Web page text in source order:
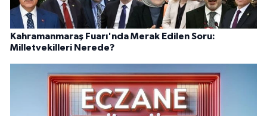
Kahramanmaraş Fuarı'nda Merak Edilen Soru:
Milletvekilleri Nerede?